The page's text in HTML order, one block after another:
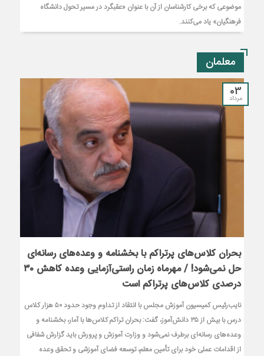
موضوعی که برخی کارشناسان از آن با عنوان «عقبگرد در مسیر تحول دانشگاه
فرهنگیان» یاد می‌کنند.
معلمان
03
مرداد
بحران کلاس‌های پرتراکم با بخشنامه و وعده‌های رسانه‌ای
حل نمی‌شود! / مهرماه زمان راستی‌آزمایی وعده کاهش ۳۰
درصدی کلاس‌های پرتراکم است
نایب‌رئیس کمیسیون آموزش مجلس با انتقاد از تداوم وجود حدود ۵۰ هزار کلاس
درس با بیش از ۳۵ دانش‌آموز، گفت: بحران تراکم کلاس‌ها با آمار، بخشنامه و
وعده‌های رسانه‌ای برطرف نمی‌شود و وزارت آموزش و پرورش باید گزارش شفافی
از اقدامات عملی خود برای تأمین معلم، توسعه فضای آموزشی و تحقق وعده